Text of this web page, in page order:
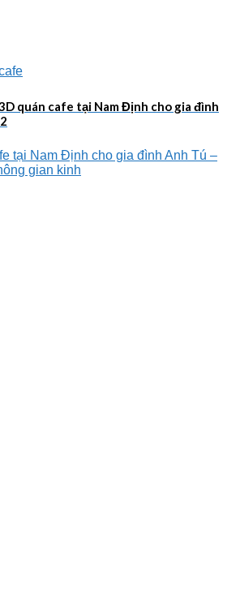
quán cafe tại Nam Định cho gia đình
tại Nam Định cho gia đình Anh Tú –
gian kinh